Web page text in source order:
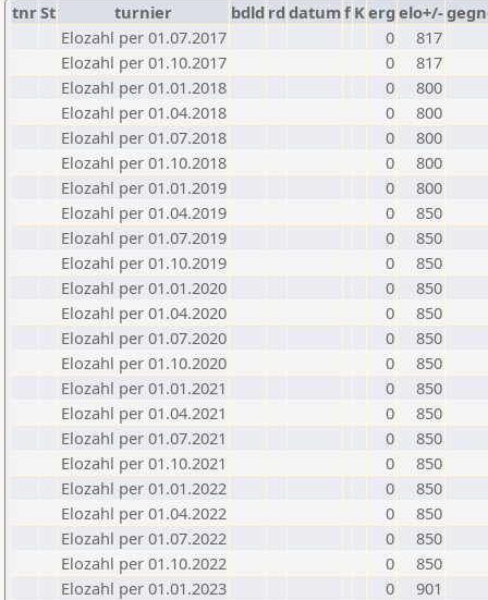
tnrSt turnier bdld rd datumf Kerg elo+/-
Elozahl per 01.07.2017
0
817
Elozahl per 01.10.2017
0
817
Elozahl per 01.01.2018
0
800
Elozahl per 01.04.2018
0
800
Elozahl per 01.07.2018
0
800
Elozahl per 01.10.2018
0
800
Elozahl per 01.01.2019
0
800
Elozahl per 01.04.2019
0
850
Elozahl per 01.07.2019
0
850
Elozahl per 01.10.2019
0
850
Elozahl per 01.01.2020
0
850
Elozahl per 01.04.2020
0
850
Elozahl per 01.07.2020
0
850
Elozahl per 01.10.2020
0
850
Elozahl per 01.01.2021
0
850
Elozahl per 01.04.2021
0
850
Elozahl per 01.07.2021
0
850
Elozahl per 01.10.2021
0
850
Elozahl per 01.01.2022
0
850
Elozahl per 01.04.2022
0
850
Elozahl per 01.07.2022
0
850
Elozahl per 01.10.2022
0
850
Elozahl per 01.01.2023
0
901